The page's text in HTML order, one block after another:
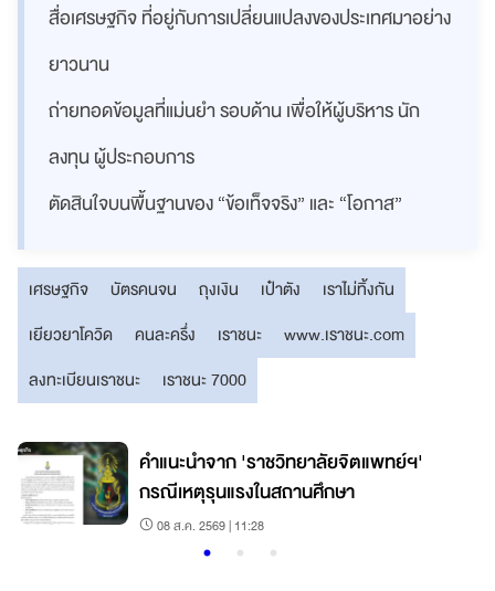
สื่อเศรษฐกิจ ที่อยู่กับการเปลี่ยนแปลงของประเทศมาอย่าง
ยาวนาน
ถ่ายทอดข้อมูลที่แม่นยำ รอบด้าน เพื่อให้ผู้บริหาร นัก
ลงทุน ผู้ประกอบการ
ตัดสินใจบนพื้นฐานของ “ข้อเท็จจริง” และ “โอกาส”
เศรษฐกิจ บัตรคนจน ถุงเงิน เป๋าตัง
เราไม่ทิ้งกัน
เยียวยาโควิด
คนละครึ่ง เราชนะ
www.เราชนะ.com
ลงทะเบียนเราชนะ
เราชนะ 7000
คำแนะนำจาก 'ราชวิทยาลัยจิตแพทย์ฯ'
กรณีเหตุรุนแรงในสถานศึกษา
08 ส.ค. 2569 | 11:28